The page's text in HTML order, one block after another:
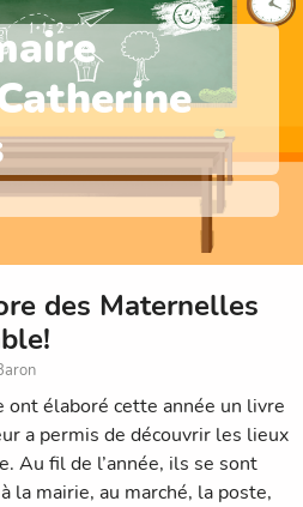
des Maternelles
ont élaboré cette année un livre
a permis de découvrir les lieux
Au fil de l’année, ils se sont
la mairie, au marché, la poste,